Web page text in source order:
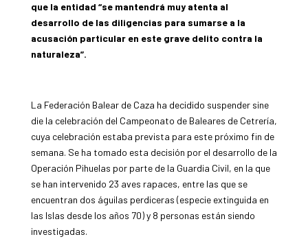
que la entidad “se mantendrá muy atenta al
desarrollo de las diligencias para sumarse a la
acusación particular en este grave delito contra la
naturaleza”.
La Federación Balear de Caza ha decidido suspender sine
die la celebración del Campeonato de Baleares de Cetrería,
cuya celebración estaba prevista para este próximo fin de
semana. Se ha tomado esta decisión por el desarrollo de la
Operación Pihuelas por parte de la Guardia Civil, en la que
se han intervenido 23 aves rapaces, entre las que se
encuentran dos águilas perdiceras (especie extinguida en
las Islas desde los años 70) y 8 personas están siendo
investigadas.